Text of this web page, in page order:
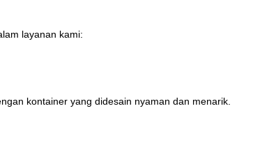
layanan kami:
kontainer yang didesain nyaman dan menarik.